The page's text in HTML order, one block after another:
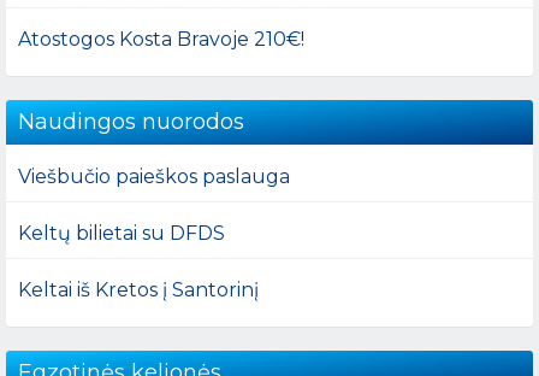
Atostogos Kosta Bravoje 210€!
Naudingos nuorodos
Viešbučio paieškos paslauga
Keltų bilietai su DFDS
Keltai iš Kretos į Santorinį